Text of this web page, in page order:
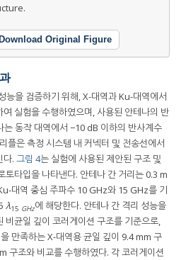
Original Figure
능을 검증하기 위해, X-대역과 Ku-대역에서
실험을 수행하였으며, 사용된 안테나의 반
는 동작 대역에서 −10 dB 이하의 반사계수
플은 측정 시스템 내 커넥터 및 전송선에서
다. 그림 4는 실험에 사용된 제안된 구조 및
토타입을 나타낸다. 안테나 간 거리는 0.3 m
대역 중심 주파수 10 GHz와 15 GHz를 기
λ15 GHz에 해당한다. 안테나 간 격리 성능을
비균일 깊이 코러게이션 구조를 기준으로,
만족하는 X-대역용 균일 깊이 9.4 mm 구
구조와 비교를 수행하였다. 각 코러게이션